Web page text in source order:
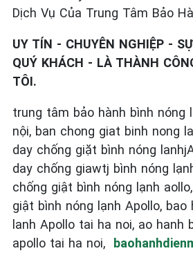
Dịch Vụ Của Trung Tâm Bảo
UY TÍN - CHUYÊN NGHIỆP -
QUÝ KHÁCH - LÀ THÀNH
TÔI.
trung tâm bảo hành bình nóng
nội, ban chong giat binh nong
day chống giặt bình nóng
day chống giawtj bình nóng
chống giật bình nóng lạnh
giật bình nóng lạnh Apollo, bao
lanh Apollo tai ha noi, ao hanh
apollo tai ha noi,